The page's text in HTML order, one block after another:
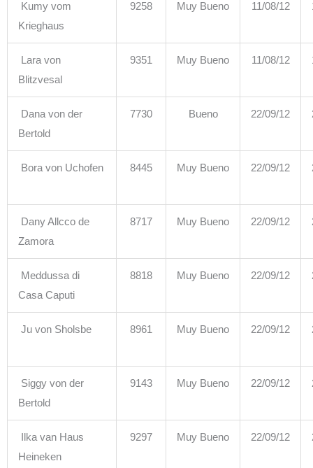
Kumy vom
Krieghaus
9258 Muy Bueno 11/08/12
Lara von
Blitzvesal
9351 Muy Bueno 11/08/12
Dana von der
Bertold
7730 Bueno 22/09/12
Bora von Uchofen 8445 Muy Bueno 22/09/12
Dany Allcco de
Zamora
8717 Muy Bueno 22/09/12
Meddussa di
Casa Caputi
8818 Muy Bueno 22/09/12
Ju von Sholsbe 8961 Muy Bueno 22/09/12
Siggy von der
Bertold
9143 Muy Bueno 22/09/12
Ilka van Haus
Heineken
9297 Muy Bueno 22/09/12